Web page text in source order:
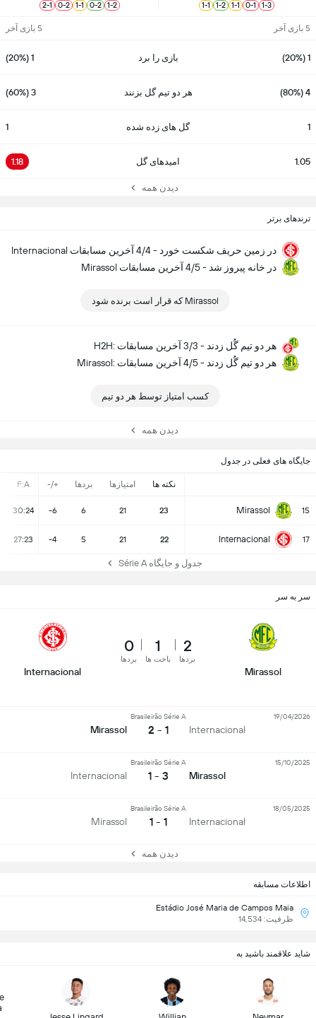
3
-
1
1
-
0
1
-
1
2
-
1
1
-
1
2
-
1
2
-
0
1
-
1
2
-
0
1
-
2
5 بازی آخر 5 بازی آخر
1 (20%) بازی را برد 1 (20%)
4 (80%) هر دو تیم گل بزنند 3 (60%)
1 گل های زده شده 1
1.05 امیدهای گل 1.18
دیدن همه
ترندهای برتر
Internacional در زمین حریف شکست خورد - 4/4 آخرین مسابقات
Mirassol در خانه پیروز شد - 4/5 آخرین مسابقات
Mirassol که قرار است برنده شود
H2H: هر دو تیم گُل زدند - 3/3 آخرین مسابقات
Mirassol: هر دو تیم گُل زدند - 4/5 آخرین مسابقات
کسب امتیاز توسط هر دو تیم
دیدن همه
جایگاه های فعلی در جدول
نکته ها امتیازها بردها +/-
F:A
15
Mirassol
23
21
6
-6
30:24
17
Internacional
22
21
5
-4
27:23
جدول و جایگاه Série A
اطلاعات مسابقه
Estádio José Maria de Campos Maia
ظرفیت: 14,534
سر به سر
Mirassol
2
بردها
1
باخت ها
0
بردها
Internacional
Internacional
Brasileirão Série A
1 - 2
Mirassol
19/04/2026
Mirassol
Brasileirão Série A
3 - 1
Internacional
15/10/2025
Internacional
Brasileirão Série A
1 - 1
Mirassol
18/05/2025
دیدن همه
شاید علاقمند باشید به